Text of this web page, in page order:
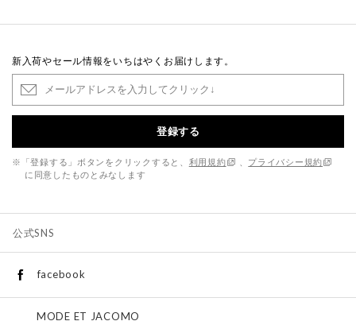
新入荷やセール情報をいちはやくお届けします。
登録する
※「登録する」ボタンをクリックすると、 利用規約
プライバシー規約
に同意したものとみなします
公式SNS
facebook
MODE ET JACOMO